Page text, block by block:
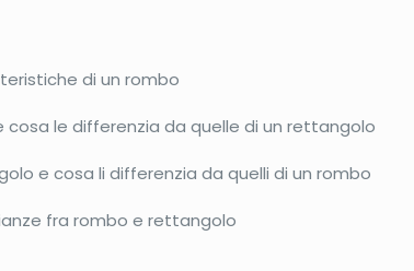
di un rombo
le differenzia da quelle di un rettangolo
e cosa li differenzia da quelli di un rombo
fra rombo e rettangolo